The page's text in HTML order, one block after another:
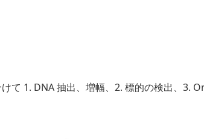
て 1. DNA 抽出、増幅、2. 標的の検出、3.